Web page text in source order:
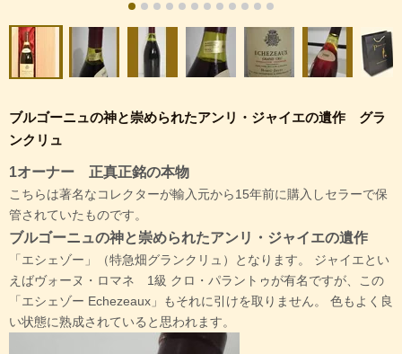
ブルゴーニュの神と崇められたアンリ・ジャイエの遺作 グラ
ンクリュ
1オーナー 正真正銘の本物
こちらは著名なコレクターが輸入元から15年前に購入しセラーで保
管されていたものです。
ブルゴーニュの神と崇められたアンリ・ジャイエの遺作
「エシェゾー」（特急畑グランクリュ）となります。 ジャイエとい
えばヴォーヌ・ロマネ 1級 クロ・パラントゥが有名ですが、この
「エシェゾー Echezeaux」もそれに引けを取りません。 色もよく良
い状態に熟成されていると思われます。